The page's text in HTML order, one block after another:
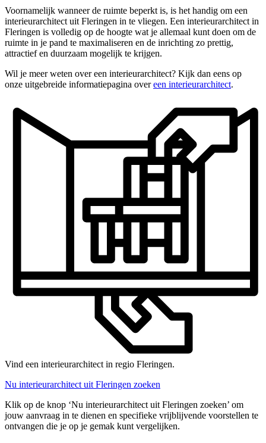
Voornamelijk wanneer de ruimte beperkt is, is het handig om een
interieurarchitect uit Fleringen in te vliegen. Een interieurarchitect in
Fleringen is volledig op de hoogte wat je allemaal kunt doen om de
ruimte in je pand te maximaliseren en de inrichting zo prettig,
attractief en duurzaam mogelijk te krijgen.
Wil je meer weten over een interieurarchitect? Kijk dan eens op
onze uitgebreide informatiepagina overeen interieurarchitect.
Vind een interieurarchitect in regio Fleringen.
Nu interieurarchitect uit Fleringen zoeken
Klik op de knop ‘Nu interieurarchitect uit Fleringen zoeken’ om
jouw aanvraag in te dienen en specifieke vrijblijvende voorstellen te
ontvangen die je op je gemak kunt vergelijken.